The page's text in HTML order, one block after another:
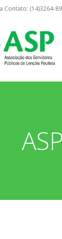
Contato: (14)3264-